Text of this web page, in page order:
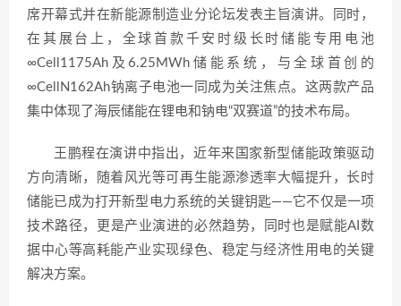
席开幕式并在新能源制造业分论坛发表主旨演讲。同时，
在其展台上，全球首款千安时级长时储能专用电池
∞Cell1175Ah及6.25MWh储能系统，与全球首创的
∞CellN162Ah钠离子电池一同成为关注焦点。这两款产品
集中体现了海辰储能在锂电和钠电“双赛道”的技术布局。
王鹏程在演讲中指出，近年来国家新型储能政策驱动
方向清晰，随着风光等可再生能源渗透率大幅提升，长时
储能已成为打开新型电力系统的关键钥匙——它不仅是一项
技术路径，更是产业演进的必然趋势，同时也是赋能AI数
据中心等高耗能产业实现绿色、稳定与经济性用电的关键
解决方案。